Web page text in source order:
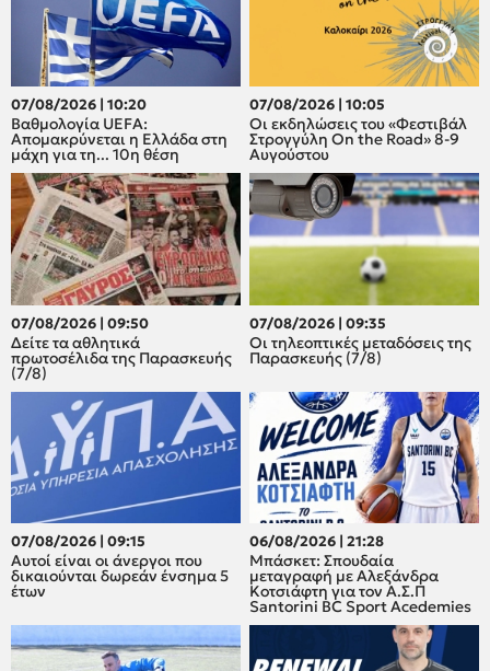
07/08/2026 | 10:20
Βαθμολογία UEFA:
Απομακρύνεται η Ελλάδα στη
μάχη για τη... 10η θέση
07/08/2026 | 10:05
Οι εκδηλώσεις του «Φεστιβάλ
Στρογγύλη On the Road» 8-9
Αυγούστου
07/08/2026 | 09:50
Δείτε τα αθλητικά
πρωτοσέλιδα της Παρασκευής
(7/8)
07/08/2026 | 09:35
Οι τηλεοπτικές μεταδόσεις της
Παρασκευής (7/8)
07/08/2026 | 09:15
Αυτοί είναι οι άνεργοι που
δικαιούνται δωρεάν ένσημα 5
έτων
06/08/2026 | 21:28
Μπάσκετ: Σπουδαία
μεταγραφή με Αλεξάνδρα
Κοτσιάφτη για τον A.Σ.Π
Santorini BC Sport Acedemies